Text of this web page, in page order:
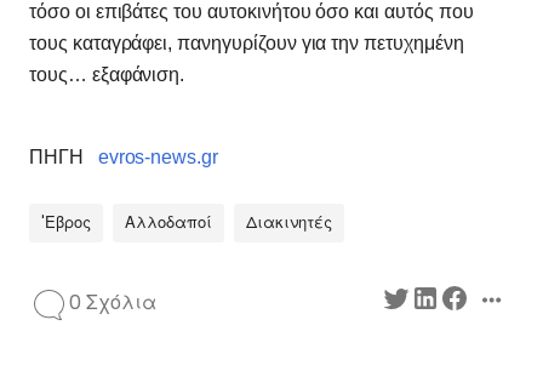
τόσο οι επιβάτες του αυτοκινήτου όσο και αυτός που
τους καταγράφει, πανηγυρίζουν για την πετυχημένη
τους… εξαφάνιση.
ΠΗΓΗ evros-news.gr
'Εβρος Αλλοδαποί Διακινητές
0 Σχόλια